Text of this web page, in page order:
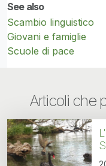
See also
Scambio linguistico
Giovani e famiglie
Scuole di pace
Articoli che